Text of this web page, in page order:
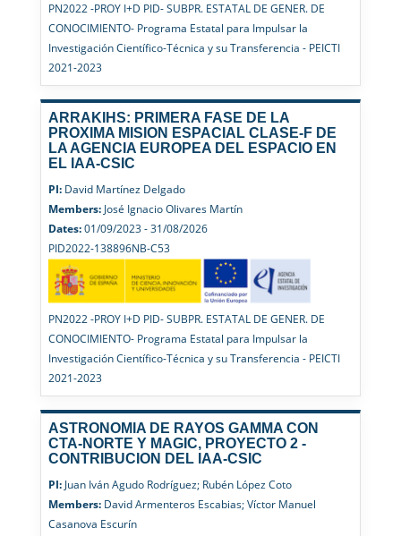
PN2022 -PROY I+D PID- SUBPR. ESTATAL DE GENER. DE
CONOCIMIENTO- Programa Estatal para Impulsar la
Investigación Científico-Técnica y su Transferencia - PEICTI
2021-2023
ARRAKIHS: PRIMERA FASE DE LA
PROXIMA MISION ESPACIAL CLASE-F DE
LA AGENCIA EUROPEA DEL ESPACIO EN
EL IAA-CSIC
PI:David Martínez Delgado
Members:José Ignacio Olivares Martín
Dates:01/09/2023 - 31/08/2026
PID2022-138896NB-C53
PN2022 -PROY I+D PID- SUBPR. ESTATAL DE GENER. DE
CONOCIMIENTO- Programa Estatal para Impulsar la
Investigación Científico-Técnica y su Transferencia - PEICTI
2021-2023
ASTRONOMIA DE RAYOS GAMMA CON
CTA-NORTE Y MAGIC, PROYECTO 2 -
CONTRIBUCION DEL IAA-CSIC
PI:Juan Iván Agudo Rodríguez; Rubén López Coto
Members:David Armenteros Escabias; Víctor Manuel
Casanova Escurín